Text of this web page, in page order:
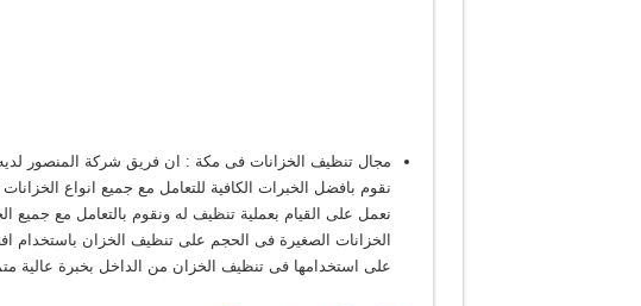
مجال تنظيف الخزانات فى مكة : ان فريق شركة المنصور
نقوم بافضل الخبرات الكافية للتعامل مع جميع انواع
نعمل على القيام بعملية تنظيف له ونقوم بالتعامل مع
الخزانات الصغيرة فى الحجم على تنظيف الخزان باستخدام
على استخدامها فى تنظيف الخزان من الداخل بخبرة عالية